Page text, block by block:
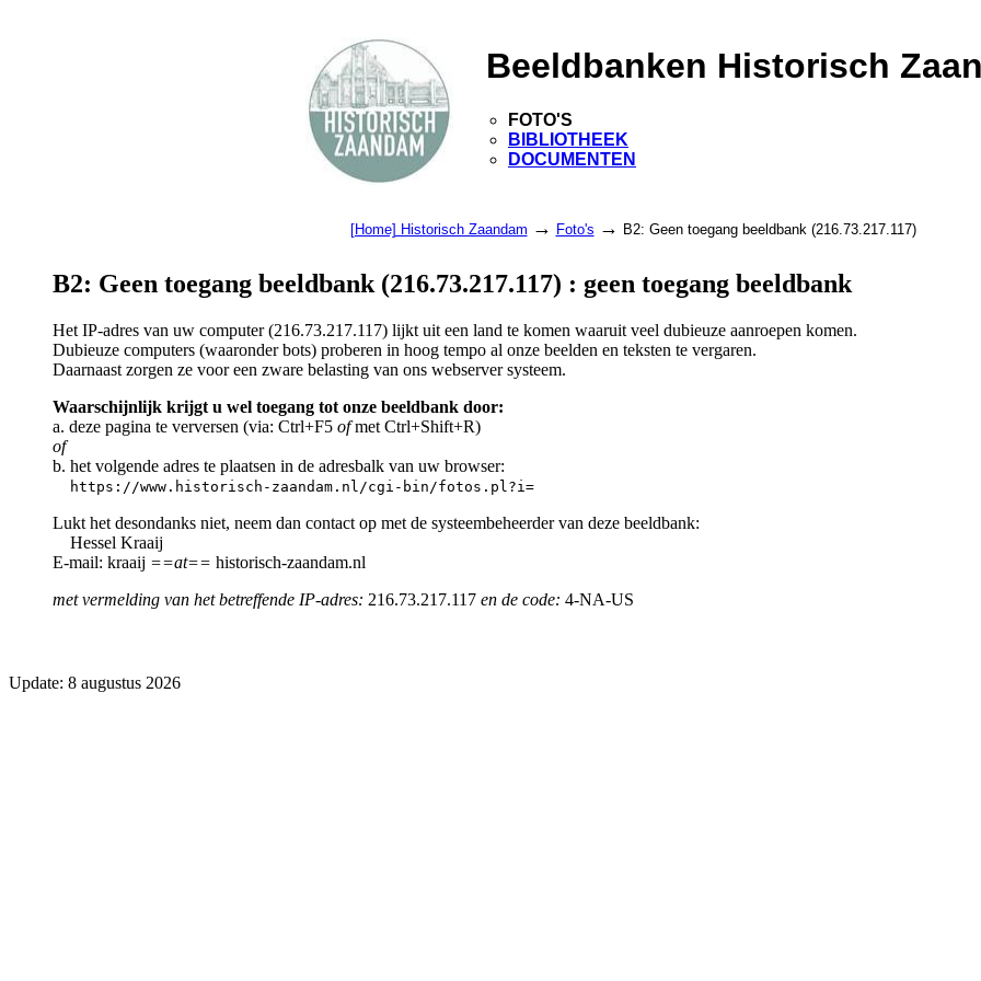
Beeldbanken Historisch
FOTO'S
BIBLIOTHEEK
DOCUMENTEN
[Home] Historisch Zaandam → Foto's → B2: Geen toegang beeldbank (216.73.217.117)
B2: Geen toegang beeldbank (216.73.217.117) : geen toegang beeldbank
Het IP-adres van uw computer (216.73.217.117) lijkt uit een land te komen waaruit veel dubieuze aanroepen komen.
Dubieuze computers (waaronder bots) proberen in hoog tempo al onze beelden en teksten te vergaren.
Daarnaast zorgen ze voor een zware belasting van ons webserver systeem.
Waarschijnlijk krijgt u wel toegang tot onze beeldbank door:
a. deze pagina te verversen (via: Ctrl+F5 ofmet Ctrl+Shift+R)
of
b. het volgende adres te plaatsen in de adresbalk van uw browser:
https://www.historisch-zaandam.nl/cgi-bin/fotos.pl?i=
Lukt het desondanks niet, neem dan contact op met de systeembeheerder van deze beeldbank:
Hessel Kraaij
E-mail: kraaij ==at== historisch-zaandam.nl
met vermelding van het betreffende IP-adres: 216.73.217.117 en de code: 4-NA-US
Update: 8 augustus 2026